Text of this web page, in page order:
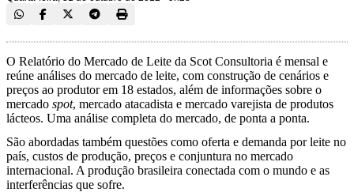
O Relatório do Mercado de Leite da Scot Consultoria é mensal e
reúne análises do mercado de leite, com construção de cenários e
preços ao produtor em 18 estados, além de informações sobre o
mercado spot, mercado atacadista e mercado varejista de produtos
lácteos. Uma análise completa do mercado, de ponta a ponta.
São abordadas também questões como oferta e demanda por leite no
país, custos de produção, preços e conjuntura no mercado
internacional. A produção brasileira conectada com o mundo e as
interferências que sofre.